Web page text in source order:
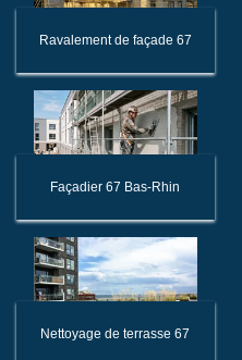
Ravalement de façade 67
Façadier 67 Bas-Rhin
Nettoyage de terrasse 67